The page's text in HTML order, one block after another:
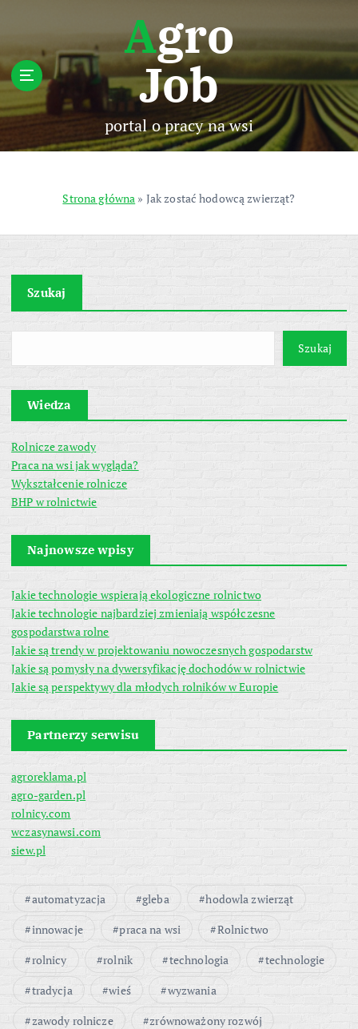
p
t
c
n
Agro
Job
portal o pracy na wsi
Strona główna » Jak zostać hodowcą zwierząt?
Szukaj
Szukaj
Wiedza
Rolnicze zawody
Praca na wsi jak wygląda?
Wykształcenie rolnicze
BHP w rolnictwie
Najnowsze wpisy
Jakie technologie wspierają ekologiczne rolnictwo
Jakie technologie najbardziej zmieniają współczesne
gospodarstwa rolne
Jakie są trendy w projektowaniu nowoczesnych gospodarstw
Jakie są pomysły na dywersyfikację dochodów w rolnictwie
Jakie są perspektywy dla młodych rolników w Europie
Partnerzy serwisu
agroreklama.pl
agro-garden.pl
rolnicy.com
wczasynawsi.com
siew.pl
automatyzacja gleba
hodowla zwierząt
innowacje
praca na wsi
Rolnictwo
rolnicy
rolnik technologia
technologie
tradycja
wieś
wyzwania
zawody rolnicze
zrównoważony rozwój